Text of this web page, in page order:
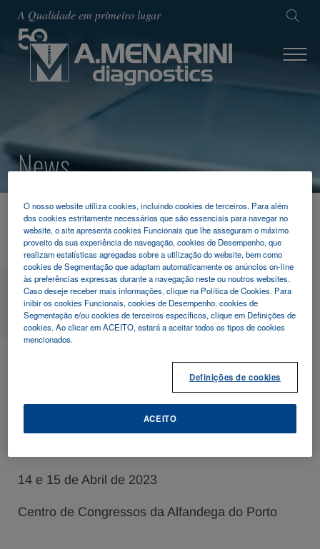
A Qualidade em primeiro lugar
News
HOME NOTICIAS & EVENTOS 2023 SPML
MENU
14 e 15 de Abril de 2023
Centro de Congressos da Alfandega do Porto
O nosso website utiliza cookies, incluindo cookies de terceiros. Para além
dos cookies estritamente necessários que são essenciais para navegar no
website, o site apresenta cookies Funcionais que lhe asseguram o máximo
proveito da sua experiência de navegação, cookies de Desempenho, que
realizam estatísticas agregadas sobre a utilização do website, bem como
cookies de Segmentação que adaptam automaticamente os anúncios on-line
às preferências expressas durante a navegação neste ou noutros websites.
Caso deseje receber mais informações, clique na Política de Cookies. Para
inibir os cookies Funcionais, cookies de Desempenho, cookies de
Segmentação e/ou cookies de terceiros específicos, clique em Definições de
cookies. Ao clicar em ACEITO, estará a aceitar todos os tipos de cookies
mencionados.
Definições de cookies
ACEITO